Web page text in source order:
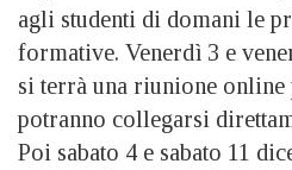
agli studenti di domani le
formative. Venerdì 3 e
si terrà una riunione
potranno collegarsi
Poi sabato 4 e sabato 11